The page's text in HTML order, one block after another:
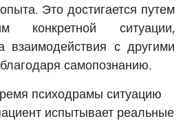
Это достигается путем
конкретной ситуации,
взаимодействия с другими
самопознанию.
психодрамы ситуацию
испытывает реальные